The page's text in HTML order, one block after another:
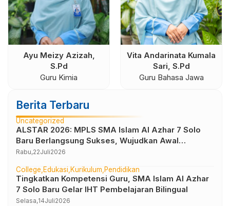
Ayu Meizy Azizah,
S.Pd
Guru Kimia
Vita Andarinata Kumala
Sari, S.Pd
Guru Bahasa Jawa
Berita Terbaru
Uncategorized
ALSTAR 2026: MPLS SMA Islam Al Azhar 7 Solo
Baru Berlangsung Sukses, Wujudkan Awal
Perjalanan Peserta Didik yang Berkarakter
Rabu,22Juli2026
College Edukasi Kurikulum Pendidikan
Tingkatkan Kompetensi Guru, SMA Islam Al Azhar
7 Solo Baru Gelar IHT Pembelajaran Bilingual
Selasa,14Juli2026